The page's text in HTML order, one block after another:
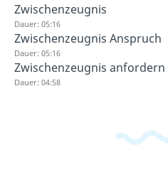
Zwischenzeugnis
Dauer: 05:16
Zwischenzeugnis Anspruch
Dauer: 05:16
Zwischenzeugnis anfordern
Dauer: 04:58